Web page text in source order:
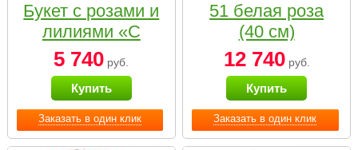
Заказать в один клик
Букет с розами и
лилиями «С
наилучшими
пожеланиями»
5 740 руб.
Купить
Заказать в один клик
51 белая роза
(40 см)
12 740руб.
Купить